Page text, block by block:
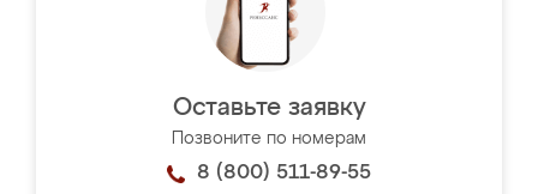
Оставьте заявку
Позвоните по номерам
8 (800) 511-89-55